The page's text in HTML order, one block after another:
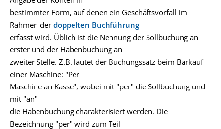
bestimmter Form, auf denen ein Geschäftsvorfall im
Rahmen der doppelten Buchführung
erfasst wird. Üblich ist die Nennung der Sollbuchung an
erster und der Habenbuchung an
zweiter Stelle. Z.B. lautet der Buchungssatz beim Barkauf
einer Maschine: "Per
Maschine an Kasse", wobei mit "per" die Sollbuchung und
mit "an"
die Habenbuchung charakterisiert werden. Die
Bezeichnung "per" wird zum Teil